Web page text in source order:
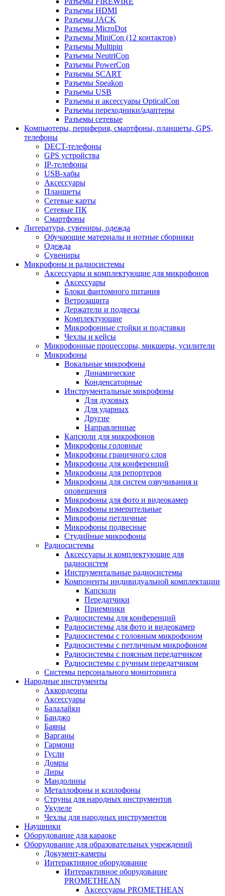
Разъемы HDMI
Разъемы JACK
Разъемы MicroDot
Разъемы MiniCon (12 контактов)
Разъемы Multipin
Разъемы NeutriCon
Разъемы PowerCon
Разъемы SCART
Разъемы Speakon
Разъемы USB
Разъемы и аксессуары OpticalCon
Разъемы переходники/адаптеры
Разъемы сетевые
Компьютеры, периферия, смартфоны, планшеты, GPS,
телефоны
DECT-телефоны
GPS устройства
IP-телефоны
USB-хабы
Аксессуары
Планшеты
Сетевые карты
Сетевые ПК
Смартфоны
Литература, сувениры, одежда
Обучающие материалы и нотные сборники
Одежда
Сувениры
Микрофоны и радиосистемы
Аксессуары и комплектующие для микрофонов
Аксессуары
Блоки фантомного питания
Ветрозащита
Держатели и подвесы
Комплектующие
Микрофонные стойки и подставки
Чехлы и кейсы
Микрофонные процессоры, микшеры, усилители
Микрофоны
Вокальные микрофоны
Динамические
Конденсаторные
Инструментальные микрофоны
Для духовых
Для ударных
Другие
Направленные
Капсюли для микрофонов
Микрофоны головные
Микрофоны граничного слоя
Микрофоны для конференций
Микрофоны для репортеров
Микрофоны для систем озвучивания и
оповещения
Микрофоны для фото и видеокамер
Микрофоны измерительные
Микрофоны петличные
Микрофоны подвесные
Студийные микрофоны
Радиосистемы
Аксессуары и комплектующие для
радиосистем
Инструментальные радиосистемы
Компоненты индивидуальной комплектации
Капсюли
Передатчики
Приемники
Радиосистемы для конференций
Радиосистемы для фото и видеокамер
Радиосистемы с головным микрофоном
Радиосистемы с петличным микрофоном
Радиосистемы с поясным передатчиком
Радиосистемы с ручным передатчиком
Системы персонального мониторинга
Народные инструменты
Аккордеоны
Аксессуары
Балалайки
Банджо
Баяны
Варганы
Гармони
Гусли
Домры
Лиры
Мандолины
Металлофоны и ксилофоны
Струны для народных инструментов
Укулеле
Чехлы для народных инструментов
Наушники
Оборудование для караоке
Оборудование для образовательных учреждений
Документ-камеры
Интерактивное оборудование
Интерактивное оборудование
PROMETHEAN
Аксессуары PROMETHEAN